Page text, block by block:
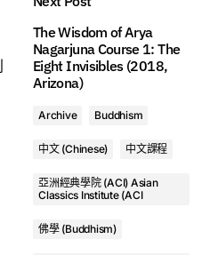
2. Class 2 - A Gift of Liberation 30: Navigating The Great Journey, Understanding the Wheel of Life (2018, Mexico) - Geshe Michael Roach
4. Class 4 - A Gift of Liberation 30: Navigating The Great Journey, Understanding the Wheel of Life (2018, Mexico) - Geshe Michael Roach
5. Class 5 - A Gift of Liberation 30: Navigating The Great Journey, Understanding the Wheel of Life (2018, Mexico) - Geshe Michael Roach
The Wisdom of Arya
Nagarjuna Course 1: The
Eight Invisibles (2018,
Arizona)
Archive Buddhism
中文 (Chinese) 中文課程
亞洲經典學院 (ACI) Asian
Classics Institute (ACI
佛學 (Buddhism)